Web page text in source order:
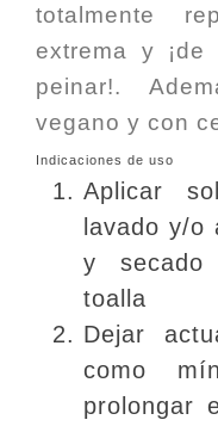
totalmente
extrema y
peinar!.
vegano y con
Indicaciones de uso
Aplicar
lavado y/o
y secado
toalla
Dejar
como
prolongar